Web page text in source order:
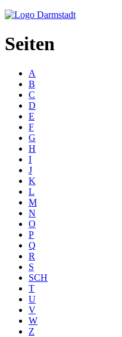
Seiten
A
B
C
D
E
F
G
H
I
J
K
L
M
N
O
P
Q
R
S
SCH
T
U
V
W
Z